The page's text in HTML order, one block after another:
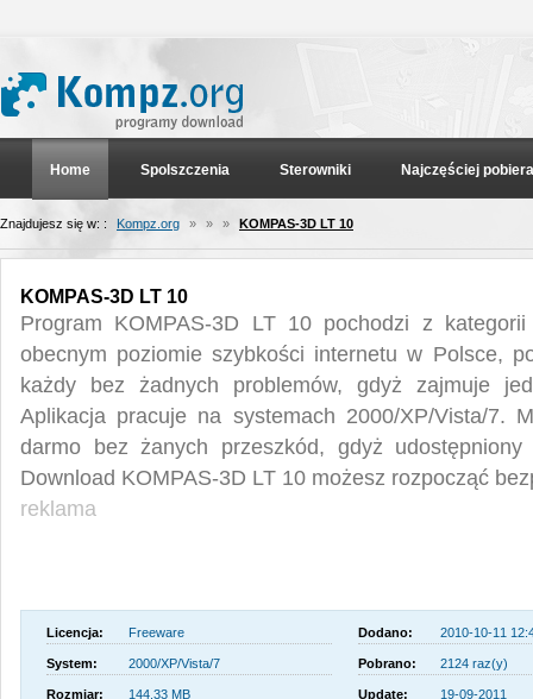
Home Spolszczenia Sterowniki Najczęściej
Znajdujesz się w: : Kompz.org » » » KOMPAS-3D LT 10
KOMPAS-3D LT 10
Program KOMPAS-3D LT 10 pochodzi z
obecnym poziomie szybkości internetu w Polsce,
każdy bez żadnych problemów, gdyż zajmuje
Aplikacja pracuje na systemach 2000/XP/Vista/7.
darmo bez żanych przeszkód, gdyż
Download KOMPAS-3D LT 10 możesz rozpocząć
reklama
Licencja: Freeware Dodano: 2010-10-11
System: 2000/XP/Vista/7 Pobrano: 2124 raz(y)
Rozmiar: 144.33 MB Update: 19-09-2011